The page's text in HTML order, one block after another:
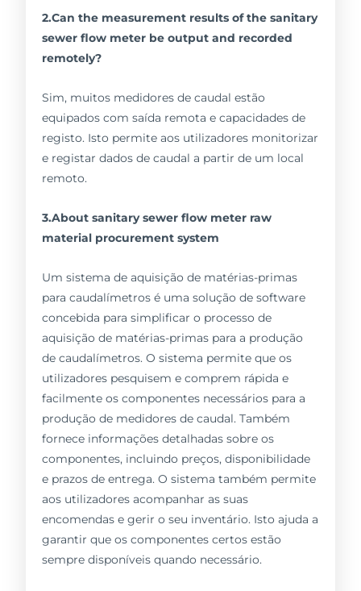
2.Can the measurement results of the sanitary
sewer flow meter be output and recorded
remotely?
Sim, muitos medidores de caudal estão
equipados com saída remota e capacidades de
registo. Isto permite aos utilizadores monitorizar
e registar dados de caudal a partir de um local
remoto.
3.About sanitary sewer flow meter raw
material procurement system
Um sistema de aquisição de matérias-primas
para caudalímetros é uma solução de software
concebida para simplificar o processo de
aquisição de matérias-primas para a produção
de caudalímetros. O sistema permite que os
utilizadores pesquisem e comprem rápida e
facilmente os componentes necessários para a
produção de medidores de caudal. Também
fornece informações detalhadas sobre os
componentes, incluindo preços, disponibilidade
e prazos de entrega. O sistema também permite
aos utilizadores acompanhar as suas
encomendas e gerir o seu inventário. Isto ajuda a
garantir que os componentes certos estão
sempre disponíveis quando necessário.